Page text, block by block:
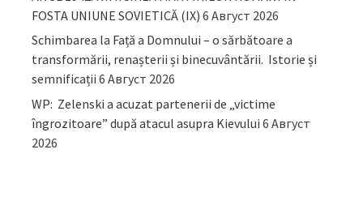
FOSTA UNIUNE SOVIETICĂ (IX) 6 Август 2026
Schimbarea la Față a Domnului – o sărbătoare a
transformării, renașterii și binecuvântării. Istorie și
semnificații 6 Август 2026
WP: Zelenski a acuzat partenerii de „victime
îngrozitoare” după atacul asupra Kievului 6 Август
2026